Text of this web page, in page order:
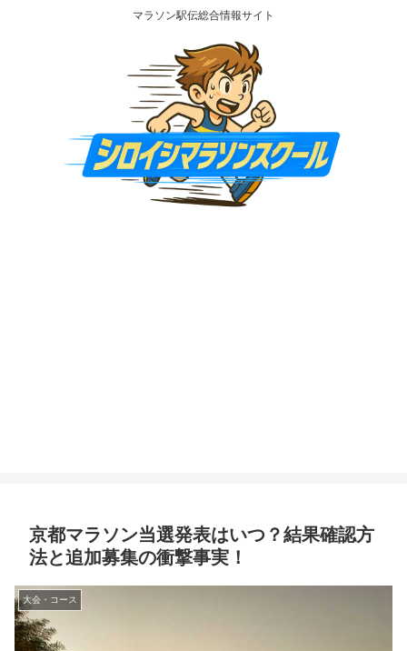
マラソン駅伝総合情報サイト
京都マラソン当選発表はいつ？結果確認方
法と追加募集の衝撃事実！
大会・コース